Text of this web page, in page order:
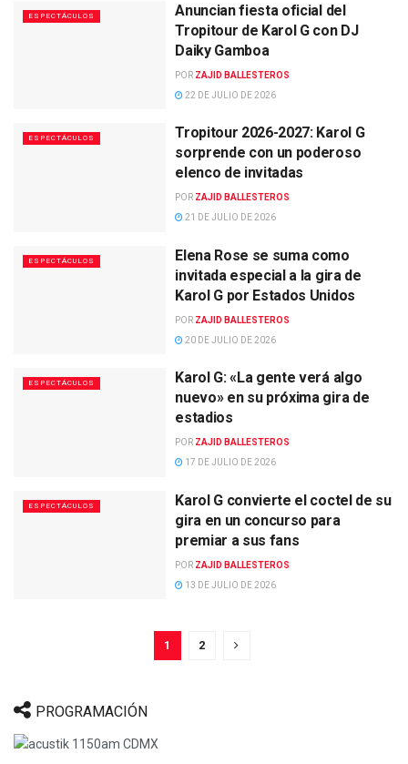
ESPECTÁCULOS
Anuncian fiesta oficial del
Tropitour de Karol G con DJ
Daiky Gamboa
POR ZAJID BALLESTEROS
22 DE JULIO DE 2026
ESPECTÁCULOS
Tropitour 2026-2027: Karol G
sorprende con un poderoso
elenco de invitadas
POR ZAJID BALLESTEROS
21 DE JULIO DE 2026
ESPECTÁCULOS
Elena Rose se suma como
invitada especial a la gira de
Karol G por Estados Unidos
POR ZAJID BALLESTEROS
20 DE JULIO DE 2026
ESPECTÁCULOS
Karol G: «La gente verá algo
nuevo» en su próxima gira de
estadios
POR ZAJID BALLESTEROS
17 DE JULIO DE 2026
ESPECTÁCULOS
Karol G convierte el coctel de su
gira en un concurso para
premiar a sus fans
POR ZAJID BALLESTEROS
13 DE JULIO DE 2026
1 2
PROGRAMACIÓN